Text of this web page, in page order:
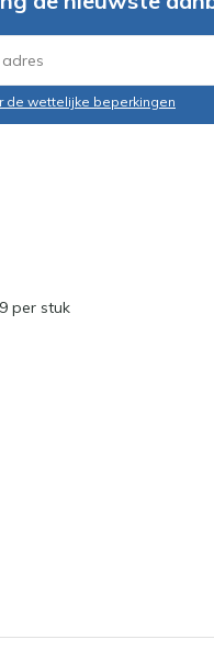
de wettelijke beperkingen
per stuk